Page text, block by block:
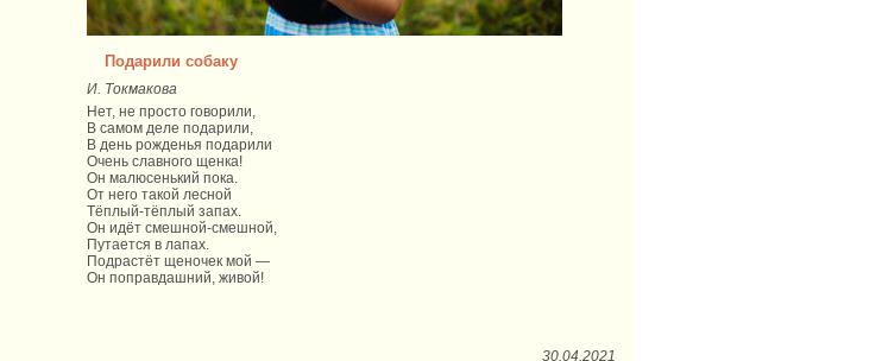
Подарили собаку
И. Токмакова
Нет, не просто говорили,
В самом деле подарили,
В день рожденья подарили
Очень славного щенка!
Он малюсенький пока.
От него такой лесной
Тёплый-тёплый запах.
Он идёт смешной-смешной,
Путается в лапах.
Подрастёт щеночек мой —
Он поправдашний, живой!
30.04.2021